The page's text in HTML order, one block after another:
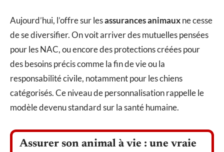
Aujourd’hui, l’offre sur lesassurances animauxne cesse
de se diversifier. On voit arriver des mutuelles pensées
pour les NAC, ou encore des protections créées pour
des besoins précis comme la fin de vie ou la
responsabilité civile, notamment pour les chiens
catégorisés. Ce niveau de personnalisation rappelle le
modèle devenu standard sur la santé humaine.
Assurer son animal à vie : une vraie